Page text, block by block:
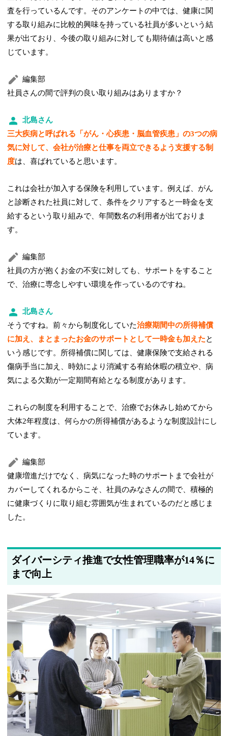
査を行っているんです。そのアンケートの中では、健康に関
する取り組みに比較的興味を持っている社員が多いという結
果が出ており、今後の取り組みに対しても期待値は高いと感
じています。
編集部
社員さんの間で評判の良い取り組みはありますか？
北島さん
三大疾病と呼ばれる「がん・心疾患・脳血管疾患」の3つの病
気に対して、会社が治療と仕事を両立できるよう支援する制
度は、喜ばれていると思います。
これは会社が加入する保険を利用しています。例えば、がん
と診断された社員に対して、条件をクリアすると一時金を支
給するという取り組みで、年間数名の利用者が出ておりま
す。
編集部
社員の方が抱くお金の不安に対しても、サポートをすること
で、治療に専念しやすい環境を作っているのですね。
北島さん
そうですね。前々から制度化していた治療期間中の所得補償
に加え、まとまったお金のサポートとして一時金も加えたと
いう感じです。所得補償に関しては、健康保険で支給される
傷病手当に加え、時効により消滅する有給休暇の積立や、病
気による欠勤が一定期間有給となる制度があります。
これらの制度を利用することで、治療でお休みし始めてから
大体2年程度は、何らかの所得補償があるような制度設計にし
ています。
編集部
健康増進だけでなく、病気になった時のサポートまで会社が
カバーしてくれるからこそ、社員のみなさんの間で、積極的
に健康づくりに取り組む雰囲気が生まれているのだと感じま
した。
ダイバーシティ推進で女性管理職率が14％に
まで向上